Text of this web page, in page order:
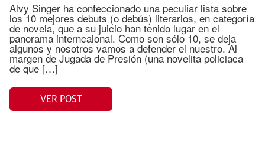
Alvy Singer ha confeccionado una peculiar lista sobre
los 10 mejores debuts (o debús) literarios, en categoría
de novela, que a su juicio han tenido lugar en el
panorama interncaional. Como son sólo 10, se deja
algunos y nosotros vamos a defender el nuestro. Al
margen de Jugada de Presión (una novelita policiaca
de que […]
VER POST